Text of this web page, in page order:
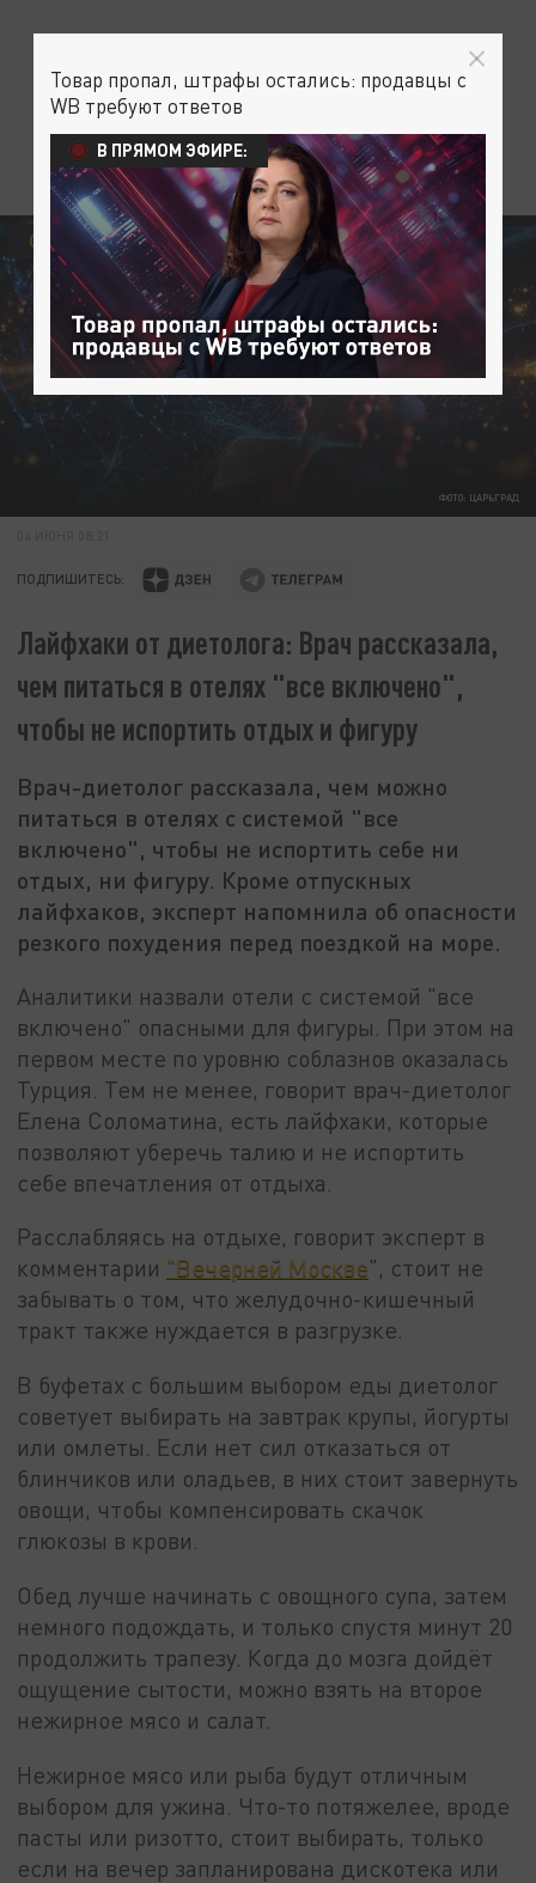
ФОТО: ЦАРЬГРАД
ОБЩЕСТВО ЗДОРОВЬЕ
ПОДПИШИТЕСЬ:
Лайфхаки от диетолога: Врач рассказала,
чем питаться в отелях "все включено",
чтобы не испортить отдых и фигуру
Врач-диетолог рассказала, чем можно
питаться в отелях с системой "все
включено", чтобы не испортить себе ни
отдых, ни фигуру. Кроме отпускных
лайфхаков, эксперт напомнила об опасности
резкого похудения перед поездкой на море.
Аналитики назвали отели с системой "все
включено" опасными для фигуры. При этом на
первом месте по уровню соблазнов оказалась
Турция. Тем не менее, говорит врач-диетолог
Елена Соломатина, есть лайфхаки, которые
позволяют уберечь талию и не испортить
себе впечатления от отдыха.
Расслабляясь на отдыхе, говорит эксперт в
комментарии "Вечерней Москве", стоит не
забывать о том, что желудочно-кишечный
тракт также нуждается в разгрузке.
В буфетах с большим выбором еды диетолог
советует выбирать на завтрак крупы, йогурты
или омлеты. Если нет сил отказаться от
блинчиков или оладьев, в них стоит завернуть
овощи, чтобы компенсировать скачок
глюкозы в крови.
Обед лучше начинать с овощного супа, затем
немного подождать, и только спустя минут 20
продолжить трапезу. Когда до мозга дойдёт
ощущение сытости, можно взять на второе
нежирное мясо и салат.
Нежирное мясо или рыба будут отличным
выбором для ужина. Что-то потяжелее, вроде
пасты или ризотто, стоит выбирать, только
если на вечер запланирована дискотека или
Товар пропал, штрафы остались: продавцы с
WB требуют ответов
В ПРЯМОМ ЭФИРЕ: